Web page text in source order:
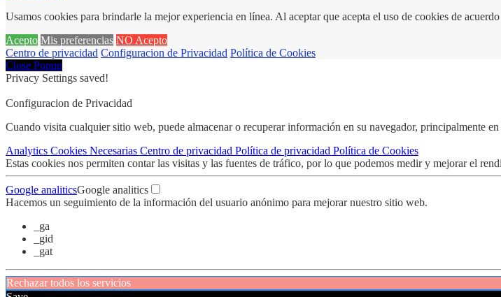
Usamos cookies para brindarle la mejor experiencia en línea. Al aceptar que acepta el uso de cookies de
Acepto Mis preferencias NO Acepto
Centro de privacidad Configuracion de Privacidad Política de Cookies
Close Popup
Privacy Settings saved!
Configuracion de Privacidad
Cuando visita cualquier sitio web, puede almacenar o recuperar información en su navegador, principalmente
Analytics Cookies Necesarias Centro de privacidad Política de privacidad Política de Cookies
Estas cookies nos permiten contar las visitas y las fuentes de tráfico, por lo que podemos medir y mejorar el
Google analiticsGoogle analitics
Hacemos un seguimiento de la información del usuario anónimo para mejorar nuestro sitio web.
_ga
_gid
_gat
Rechazar todos los servicios